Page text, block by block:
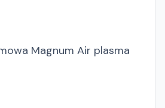
Magnum Air plasma